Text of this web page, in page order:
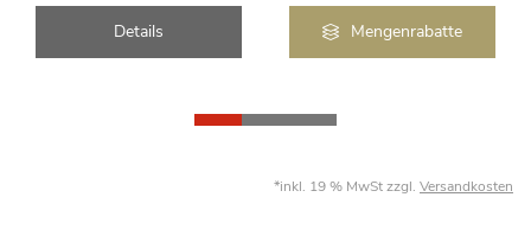
Details Mengenrabatte
*inkl. 19 % MwSt zzgl. Versandkosten